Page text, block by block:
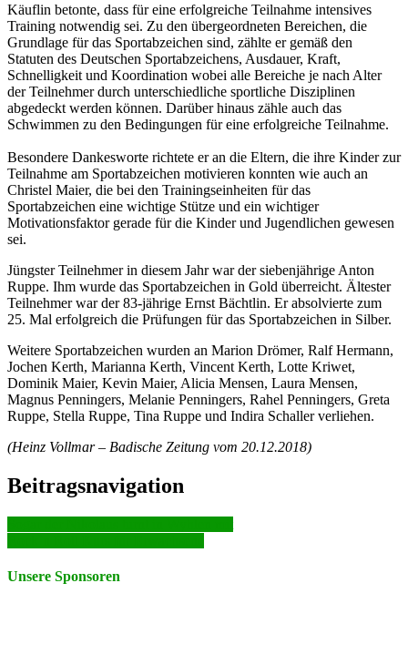
Käuflin betonte, dass für eine erfolgreiche Teilnahme intensives
Training notwendig sei. Zu den übergeordneten Bereichen, die
Grundlage für das Sportabzeichen sind, zählte er gemäß den
Statuten des Deutschen Sportabzeichens, Ausdauer, Kraft,
Schnelligkeit und Koordination wobei alle Bereiche je nach Alter
der Teilnehmer durch unterschiedliche sportliche Disziplinen
abgedeckt werden können. Darüber hinaus zähle auch das
Schwimmen zu den Bedingungen für eine erfolgreiche Teilnahme.
Besondere Dankesworte richtete er an die Eltern, die ihre Kinder zur
Teilnahme am Sportabzeichen motivieren konnten wie auch an
Christel Maier, die bei den Trainingseinheiten für das
Sportabzeichen eine wichtige Stütze und ein wichtiger
Motivationsfaktor gerade für die Kinder und Jugendlichen gewesen
sei.
Jüngster Teilnehmer in diesem Jahr war der siebenjährige Anton
Ruppe. Ihm wurde das Sportabzeichen in Gold überreicht. Ältester
Teilnehmer war der 83-jährige Ernst Bächtlin. Er absolvierte zum
25. Mal erfolgreich die Prüfungen für das Sportabzeichen in Silber.
Weitere Sportabzeichen wurden an Marion Drömer, Ralf Hermann,
Jochen Kerth, Marianna Kerth, Vincent Kerth, Lotte Kriwet,
Dominik Maier, Kevin Maier, Alicia Mensen, Laura Mensen,
Magnus Penningers, Melanie Penningers, Rahel Penningers, Greta
Ruppe, Stella Ruppe, Tina Ruppe und Indira Schaller verliehen.
(Heinz Vollmar – Badische Zeitung vom 20.12.2018)
Beitragsnavigation
Unsere Sponsoren